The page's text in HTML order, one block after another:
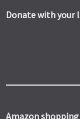
Donate with your
Amazon shopping